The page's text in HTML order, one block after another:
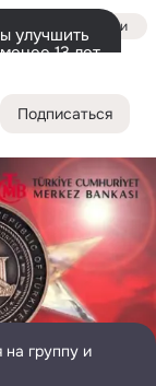
Подписаться
Войти
улучшить
13 лет,
2.4K Ещё
на группу и